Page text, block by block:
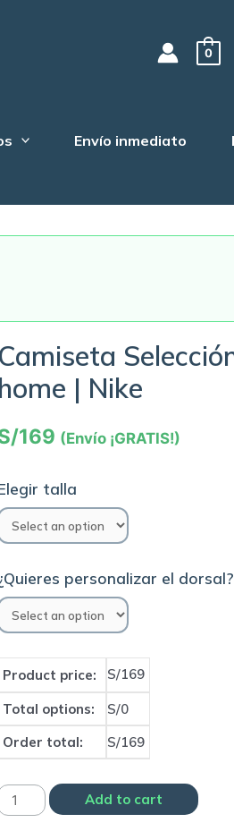
0
Envío inmediato
Camiseta
home | Nike
169 (Envío ¡GRATIS!)
talla
¿Quieres personalizar el dorsal?
Product price: S/169
Total options:
S/0
Order total:
S/169
Add to cart